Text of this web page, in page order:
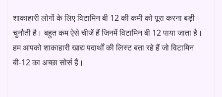
शाकाहारी लोगों के लिए विटामिन बी 12 की कमी को पूरा करना बड़ी
चुनौती है। बहुत कम ऐसे चीजें हैं जिनमें विटामिन बी 12 पाया जाता है।
हम आपको शाकाहारी खाद्य पदार्थों की लिस्ट बता रहे हैं जो विटामिन
बी-12 का अच्छा सोर्स हैं।